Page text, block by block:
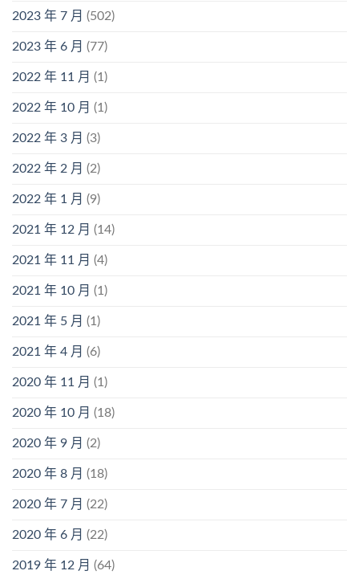
2023 年 7 月 (502)
2023 年 6 月 (77)
2022 年 11 月 (1)
2022 年 10 月 (1)
2022 年 3 月 (3)
2022 年 2 月 (2)
2022 年 1 月 (9)
2021 年 12 月 (14)
2021 年 11 月 (4)
2021 年 10 月 (1)
2021 年 5 月 (1)
2021 年 4 月 (6)
2020 年 11 月 (1)
2020 年 10 月 (18)
2020 年 9 月 (2)
2020 年 8 月 (18)
2020 年 7 月 (22)
2020 年 6 月 (22)
2019 年 12 月 (64)